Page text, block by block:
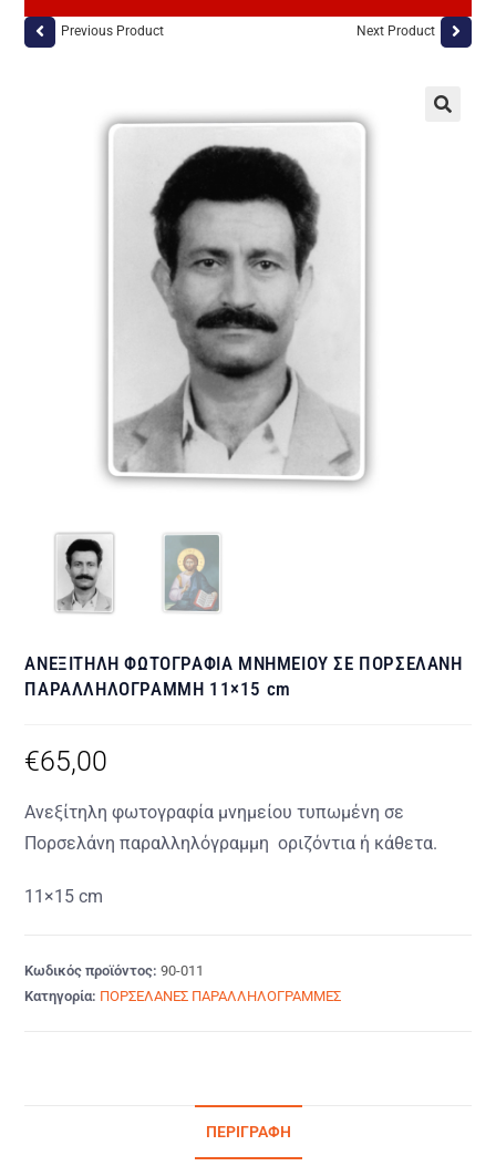
Previous Product Next Product
ΑΝΕΞΙΤΗΛΗ ΦΩΤΟΓΡΑΦΙΑ ΜΝΗΜΕΙΟΥ ΣΕ ΠΟΡΣΕΛΑΝΗ
ΠΑΡΑΛΛΗΛΟΓΡΑΜΜΗ 11×15 cm
€65,00
Ανεξίτηλη φωτογραφία μνημείου τυπωμένη σε
Πορσελάνη παραλληλόγραμμη οριζόντια ή κάθετα.
11×15 cm
Κωδικός προϊόντος:90-011
Κατηγορία: ΠΟΡΣΕΛΑΝΕΣ ΠΑΡΑΛΛΗΛΟΓΡΑΜΜΕΣ
ΠΕΡΙΓΡΑΦΉ